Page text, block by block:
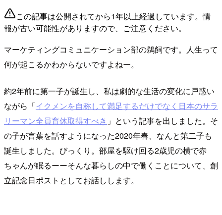
この記事は公開されてから1年以上経過しています。情
報が古い可能性がありますので、ご注意ください。
マーケティングコミュニケーション部の鵜飼です。人生って
何が起こるかわからないですよねー。
約2年前に第一子が誕生し、私は劇的な生活の変化に戸惑い
ながら「イクメンを自称して満足するだけでなく日本のサラ
リーマン全員育休取得すべき 」という記事を出しました。そ
の子が言葉を話すようになった2020年春、なんと第二子も
誕生しました。びっくり。部屋を駆け回る2歳児の横で赤
ちゃんが眠るーーそんな暮らしの中で働くことについて、創
立記念日ポストとしてお話しします。